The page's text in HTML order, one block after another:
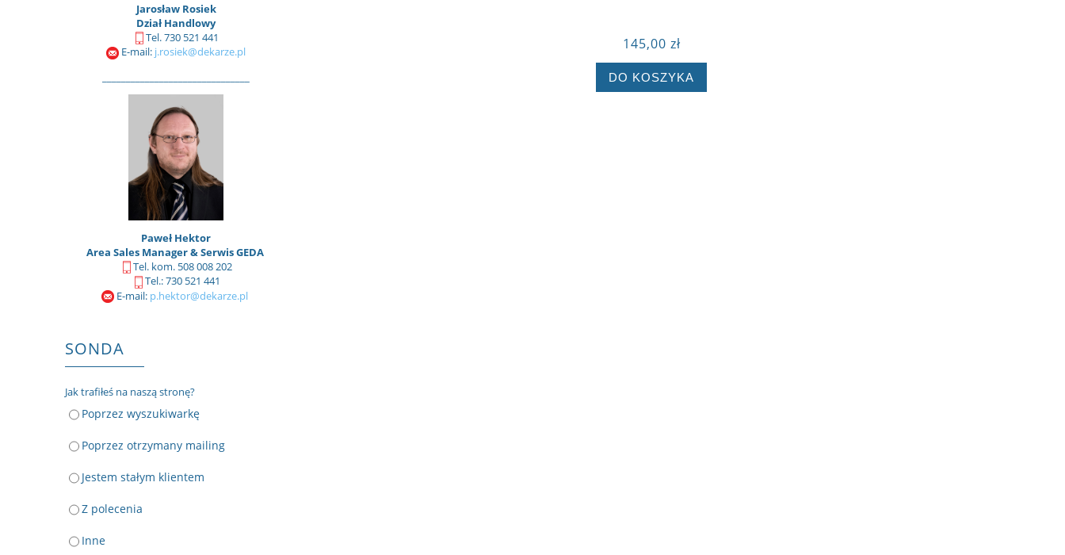
Jarosław Rosiek
Dział Handlowy
Tel. 730 521 441
E-mail: j.rosiek@dekarze.pl
Paweł Hektor
Area Sales Manager & Serwis GEDA
Tel. kom. 508 008 202
Tel.: 730 521 441
E-mail: p.hektor@dekarze.pl
SONDA
Jak trafiłeś na naszą stronę?
Poprzez wyszukiwarkę
Poprzez otrzymany mailing
Jestem stałym klientem
Z polecenia
Inne
145,00 zł
DO KOSZYKA